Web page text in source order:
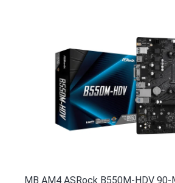
MB AM4 ASRock B550M-HDV 90-